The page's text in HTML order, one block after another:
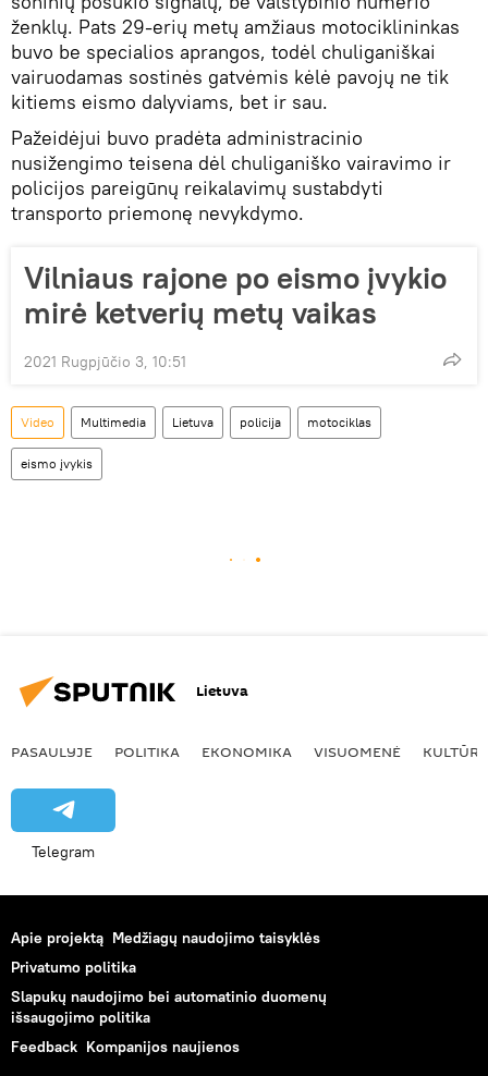
ženklų. Pats 29-erių metų amžiaus motociklininkas
buvo be specialios aprangos, todėl chuliganiškai
vairuodamas sostinės gatvėmis kėlė pavojų ne tik
kitiems eismo dalyviams, bet ir sau.
Pažeidėjui buvo pradėta administracinio
nusižengimo teisena dėl chuliganiško vairavimo ir
policijos pareigūnų reikalavimų sustabdyti
transporto priemonę nevykdymo.
Vilniaus rajone po eismo įvykio
mirė ketverių metų vaikas
2021 Rugpjūčio 3, 10:51
Video Multimedia Lietuva policija motociklas
eismo įvykis
Lietuva
PASAULYJE POLITIKA EKONOMIKA VISUOMENĖ KULTŪRA
Telegram
Apie projektą Medžiagų naudojimo taisyklės
Privatumo politika
Slapukų naudojimo bei automatinio duomenų
išsaugojimo politika
Feedback Kompanijos naujienos